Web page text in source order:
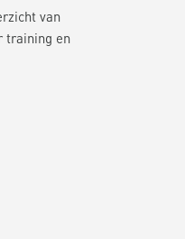
van
training en